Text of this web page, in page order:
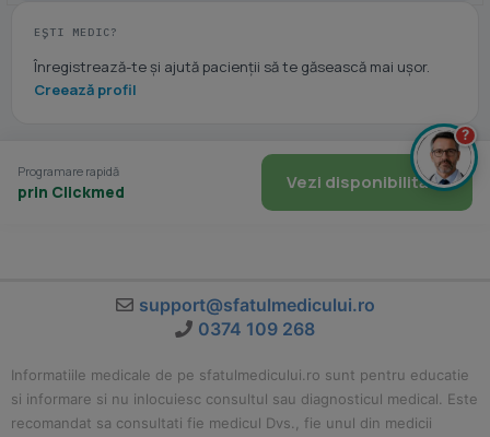
EȘTI MEDIC?
Înregistrează-te și ajută pacienții să te găsească mai ușor.
Creează profil
Programare rapidă
prin Clickmed Vezi disponibilitate
support@sfatulmedicului.ro
0374 109 268
Informatiile medicale de pe sfatulmedicului.ro sunt pentru educatie
si informare si nu inlocuiesc consultul sau diagnosticul medical. Este
recomandat sa consultati fie medicul Dvs., fie unul din medicii
?